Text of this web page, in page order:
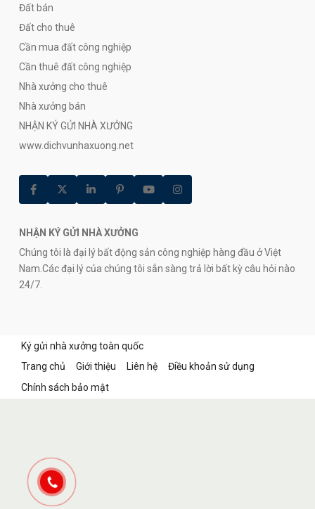
Đất bán
Đất cho thuê
Cần mua đất công nghiệp
Cần thuê đất công nghiệp
Nhà xưởng cho thuê
Nhà xưởng bán
NHẬN KÝ GỬI NHÀ XƯỞNG
www.dichvunhaxuong.net
NHẬN KÝ GỬI NHÀ XƯỞNG
Chúng tôi là đại lý bất động sản công nghiệp hàng đầu ở Việt
Nam.Các đại lý của chúng tôi sẳn sàng trả lời bất kỳ câu hỏi nào
24/7.
Ký gửi nhà xưởng toàn quốc
Trang chủ
Giới thiệu Liên hệ
Điều khoản sử dụng
Chính sách bảo mật